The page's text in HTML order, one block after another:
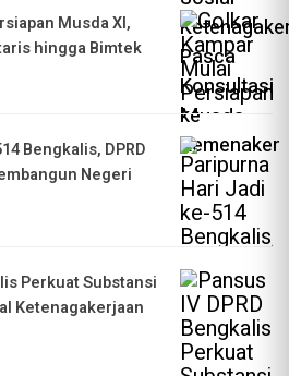
Musda XI,
hingga Bimtek
Bengkalis, DPRD
Negeri
Perkuat Substansi
Ketenagakerjaan